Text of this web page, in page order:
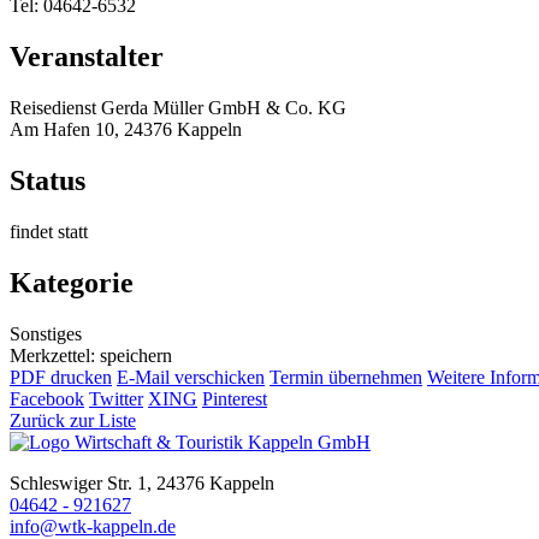
Tel: 04642-6532
Veranstalter
Reisedienst Gerda Müller GmbH & Co. KG
Am Hafen 10, 24376 Kappeln
Status
findet statt
Kategorie
Sonstiges
Merkzettel: speichern
PDF drucken E-Mail verschicken Termin übernehmen Weitere
Facebook Twitter XING Pinterest
Zurück zur Liste
Schleswiger Str. 1, 24376 Kappeln
04642 - 921627
info@wtk-kappeln.de